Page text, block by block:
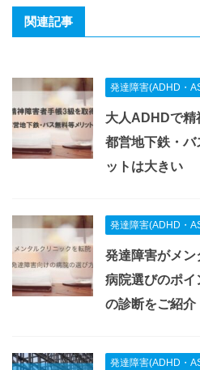
関連記事
発達障害(ADHD・
大人ADHDで精
都営地下鉄・バ
ットは大きい
発達障害(ADHD・
発達障害がメン
病院選びのポ
の診断をご紹介
発達障害(ADHD・